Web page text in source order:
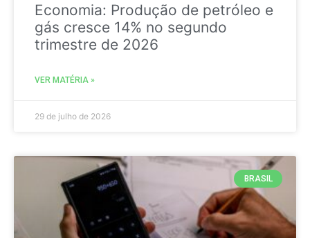
Economia: Produção de petróleo e
gás cresce 14% no segundo
trimestre de 2026
VER MATÉRIA »
29 de julho de 2026
BRASIL